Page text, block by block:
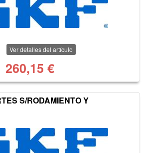
Ver detalles del artículo
260,15 €
S/RODAMIENTO Y